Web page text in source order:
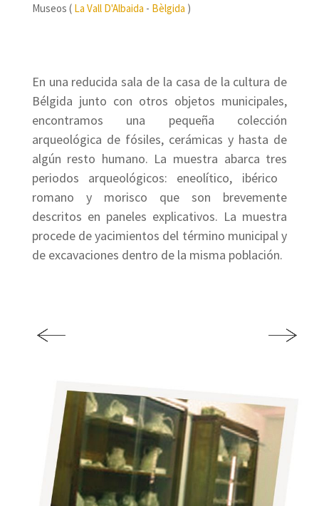
Museos ( La Vall D'Albaida - Bèlgida )
En una reducida sala de la casa de la cultura de
Bélgida junto con otros objetos municipales,
encontramos una pequeña colección
arqueológica de fósiles, cerámicas y hasta de
algún resto humano. La muestra abarca tres
periodos arqueológicos: eneolítico, ibérico 
romano y morisco que son brevemente
descritos en paneles explicativos. La muestra
procede de yacimientos del término municipal y
de excavaciones dentro de la misma población.